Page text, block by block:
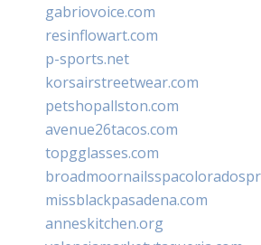
gabriovoice.com
resinflowart.com
p-sports.net
korsairstreetwear.com
petshopallston.com
avenue26tacos.com
topgglasses.com
missblackpasadena.com
anneskitchen.org